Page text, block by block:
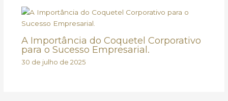
A Importância do Coquetel Corporativo
para o Sucesso Empresarial.
30 de julho de 2025